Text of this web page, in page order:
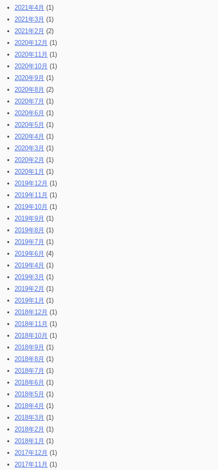
2021年4月 (1)
2021年3月 (1)
2021年2月 (2)
2020年12月 (1)
2020年11月 (1)
2020年10月 (1)
2020年9月 (1)
2020年8月 (2)
2020年7月 (1)
2020年6月 (1)
2020年5月 (1)
2020年4月 (1)
2020年3月 (1)
2020年2月 (1)
2020年1月 (1)
2019年12月 (1)
2019年11月 (1)
2019年10月 (1)
2019年9月 (1)
2019年8月 (1)
2019年7月 (1)
2019年6月 (4)
2019年4月 (1)
2019年3月 (1)
2019年2月 (1)
2019年1月 (1)
2018年12月 (1)
2018年11月 (1)
2018年10月 (1)
2018年9月 (1)
2018年8月 (1)
2018年7月 (1)
2018年6月 (1)
2018年5月 (1)
2018年4月 (1)
2018年3月 (1)
2018年2月 (1)
2018年1月 (1)
2017年12月 (1)
2017年11月 (1)